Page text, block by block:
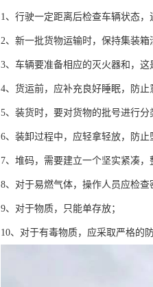
1、行驶一定距离后检查车辆状态，
2、新一批货物运输时，保持集装箱
3、车辆要准备相应的灭火器和，这
4、货运前，应补充良好睡眠，防止
5、装货时，要对货物的批号进行分
6、装卸过程中，应轻拿轻放，防止
7、堆码，需要建立一个坚实紧凑，
8、对于易燃气体，操作人员应检
9、对于物质，只能单存放；
10、对于有毒物质，应采取严格的